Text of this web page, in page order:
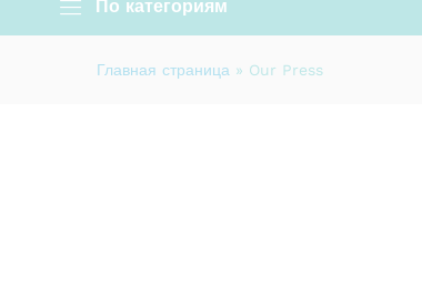
По категориям
Главная страница » Our Press